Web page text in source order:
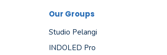
Our Groups
Studio Pelangi
INDOLED Pro